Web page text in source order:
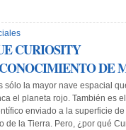
CURIOSITY
DE
sólo la mayor nave espacial
el planeta rojo. También es
enviado a la superficie
de la Tierra. Pero, ¿por qué